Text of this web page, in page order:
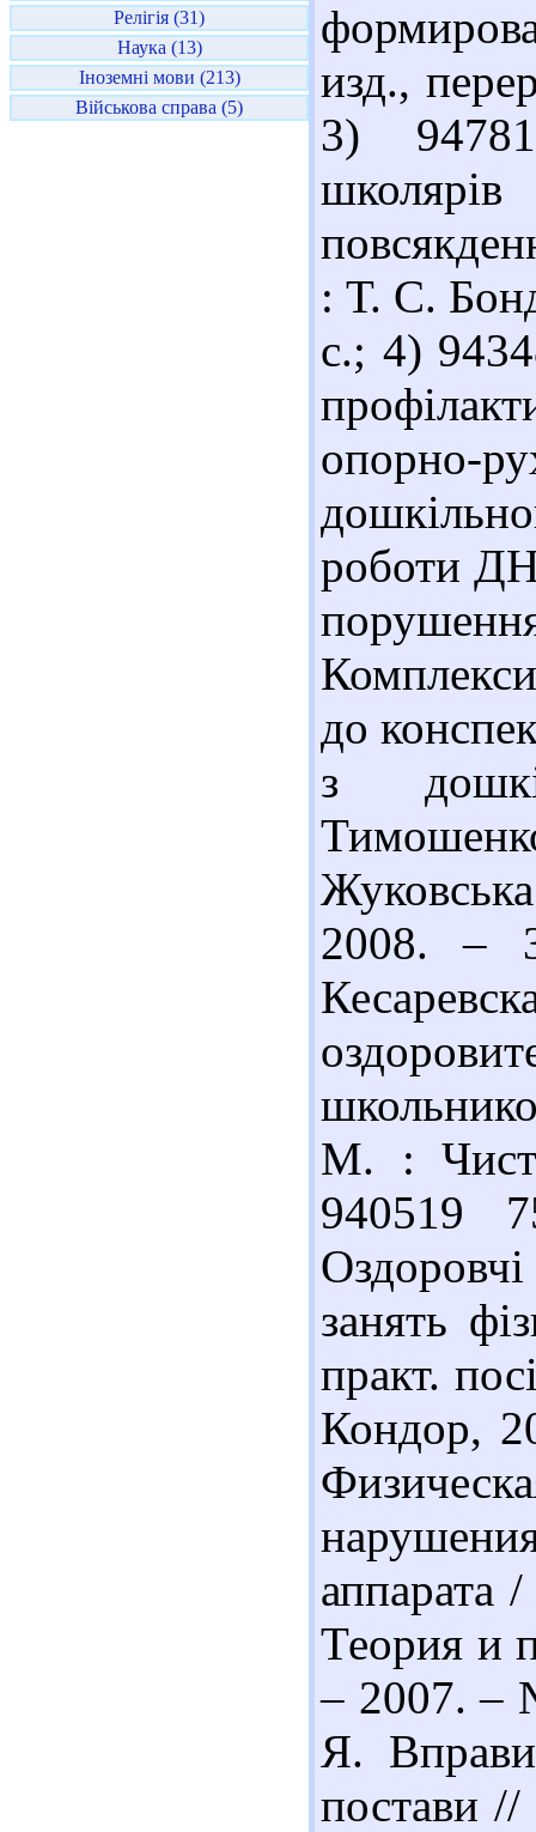
Релігія (31)
Наука (13)
Іноземні мови (213)
Військова справа (5)
изд.,
3)
: Т. С.
с.; 4)
опорно-
роботи
до
з
2008. –
М. :
940519
занять
практ.
Кондор,
Теория и
– 2007. –
Я.
постави